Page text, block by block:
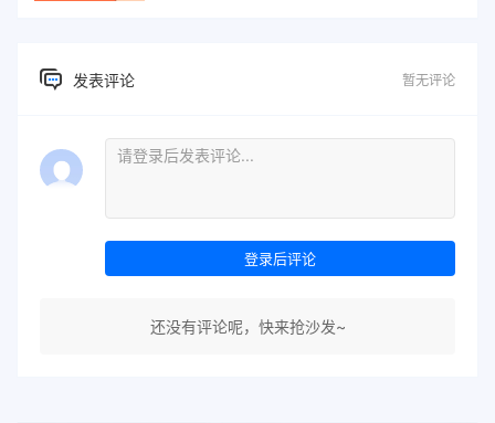
发表评论 暂无评论
登录后评论
还没有评论呢，快来抢沙发~